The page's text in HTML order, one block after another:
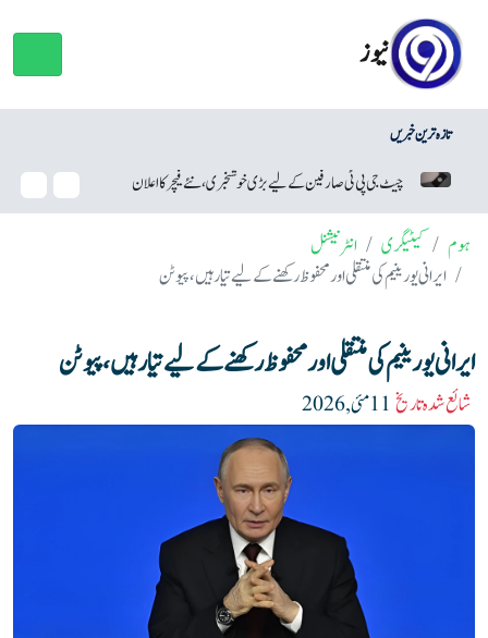
نیوز
تازہ ترین خبریں
خوشخبری، نئے فیچر کا اعلان ڈیپ فیک ویڈیوز کیا ہیں اور انہیں کیسے پہچانا جائے؟
ہوم کیٹیگری
انٹرنیشنل
ایرانی یورینیم کی منتقلی اور محفوظ رکھنے کےلیے تیار ہیں، پیوٹن
ایرانی یورینیم کی منتقلی اور محفوظ رکھنے کےلیے تیار ہیں، پیوٹن
شائع شدہ تاریخ